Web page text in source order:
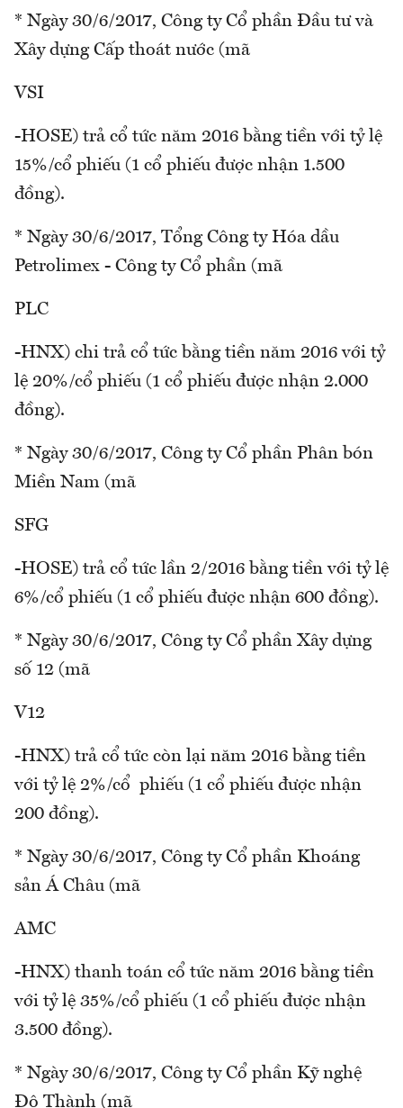
* Ngày 30/6/2017, Công ty Cổ phần Đầu tư và
Xây dựng Cấp thoát nước (mã
VSI
-HOSE) trả cổ tức năm 2016 bằng tiền với tỷ lệ
15%/cổ phiếu (1 cổ phiếu được nhận 1.500
đồng).
* Ngày 30/6/2017, Tổng Công ty Hóa dầu
Petrolimex - Công ty Cổ phần (mã
PLC
-HNX) chi trả cổ tức bằng tiền năm 2016 với tỷ
lệ 20%/cổ phiếu (1 cổ phiếu được nhận 2.000
đồng).
* Ngày 30/6/2017, Công ty Cổ phần Phân bón
Miền Nam (mã
SFG
-HOSE) trả cổ tức lần 2/2016 bằng tiền với tỷ lệ
6%/cổ phiếu (1 cổ phiếu được nhận 600 đồng).
* Ngày 30/6/2017, Công ty Cổ phần Xây dựng
số 12 (mã
V12
-HNX) trả cổ tức còn lại năm 2016 bằng tiền
với tỷ lệ 2%/cổ phiếu (1 cổ phiếu được nhận
200 đồng).
* Ngày 30/6/2017, Công ty Cổ phần Khoáng
sản Á Châu (mã
AMC
-HNX) thanh toán cổ tức năm 2016 bằng tiền
với tỷ lệ 35%/cổ phiếu (1 cổ phiếu được nhận
3.500 đồng).
* Ngày 30/6/2017, Công ty Cổ phần Kỹ nghệ
Đô Thành (mã